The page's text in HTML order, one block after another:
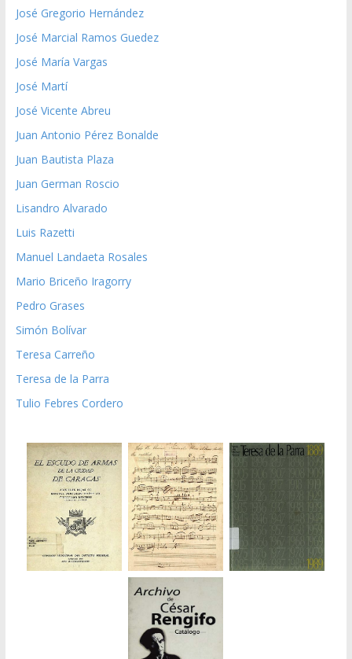
José Gregorio Hernández
José Marcial Ramos Guedez
José María Vargas
José Martí
José Vicente Abreu
Juan Antonio Pérez Bonalde
Juan Bautista Plaza
Juan German Roscio
Lisandro Alvarado
Luis Razetti
Manuel Landaeta Rosales
Mario Briceño Iragorry
Pedro Grases
Simón Bolívar
Teresa Carreño
Teresa de la Parra
Tulio Febres Cordero